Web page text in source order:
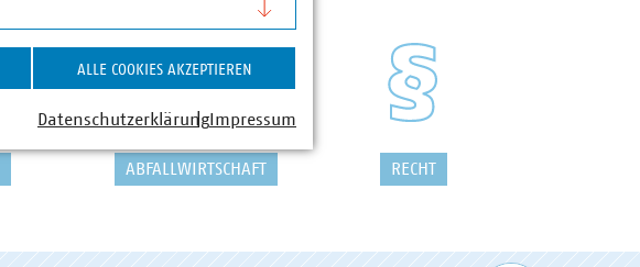
ABFALLWIRTSCHAFT RECHT
ALLE COOKIES AKZEPTIEREN
DatenschutzerklärungImpressum